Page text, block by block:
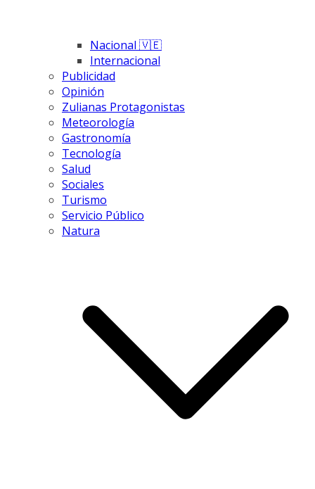
Nacional 🇻🇪
Internacional
Publicidad
Opinión
Zulianas Protagonistas
Meteorología
Gastronomía
Tecnología
Salud
Sociales
Turismo
Servicio Público
Natura